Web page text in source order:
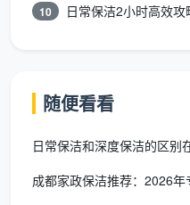
沙发清洁
特殊区域与细节处理
阳台与走廊区域
地面清扫拖洗，特别注
10
随便看看